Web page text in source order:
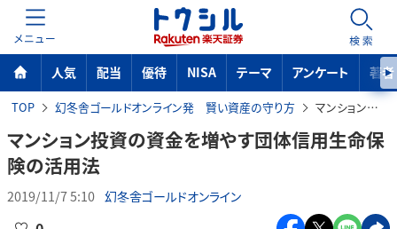
MENU 検索
人気 配当 優待 NISA テーマ アンケート 著者
TOP 幻冬舎ゴールドオンライン発 賢い資産の守り方 マンション投資の資金を増やす団体信用生命保険の活用法
マンション投資の資金を増やす団体信用生命保
険の活用法
2019/11/7 5:10 幻冬舎ゴールドオンライン